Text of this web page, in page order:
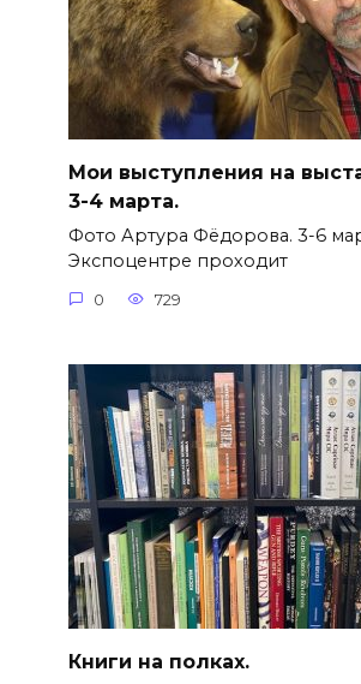
Мои выступления на
3-4 марта.
Фото Артура Фёдорова. 3-6
Экспоцентре проходит
0 729
Книги на полках.